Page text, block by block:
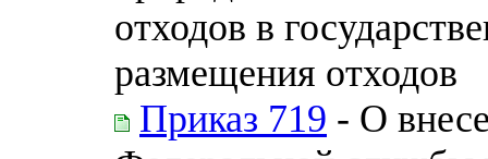
отходов в
размещения отходов
Приказ 719 - О